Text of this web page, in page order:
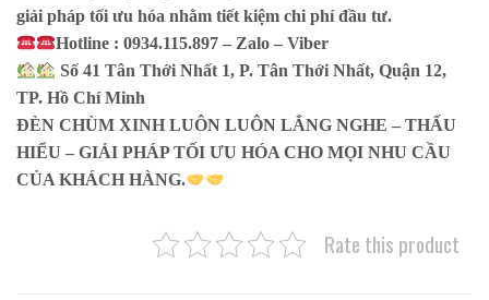
giải pháp tối ưu hóa nhằm tiết kiệm chi phí đầu tư.
Hotline : 0934.115.897 – Zalo – Viber
Số 41 Tân Thới Nhất 1, P. Tân Thới Nhất, Quận 12,
TP. Hồ Chí Minh
ĐÈN CHÙM XINH LUÔN LUÔN LẮNG NGHE – THẤU
HIỂU – GIẢI PHÁP TỐI ƯU HÓA CHO MỌI NHU CẦU
CỦA KHÁCH HÀNG.
Rate this product